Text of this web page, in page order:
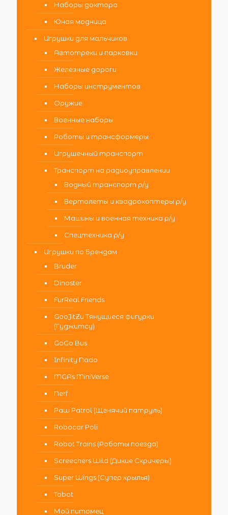
Наборы доктора
Юная модница
Игрушки для мальчиков
Автотреки и парковки
Железные дороги
Наборы инструментов
Оружие
Военные наборы
Роботы и трансформеры
Игрушечный транспорт
Транспорт на радиоуправлении
Водный транспорт р/у
Вертолеты и квадрокоптеры р/у
Машины и военная техника р/у
Спецтехника р/у
Игрушки по Брендам
Bruder
Dinoster
FurReal Friends
GooJitZu Тянущиеся фигурки
(Гуджитсу)
GoGo Bus
Infinity Nado
MGAs MiniVerse
Nerf
Paw Patrol (Щенячий патруль)
Robocar Poli
Robot Trains (Роботы поезда)
Screechers Wild (Дикие Скричеры)
Super Wings (Супер крылья)
Tobot
Мой питомец